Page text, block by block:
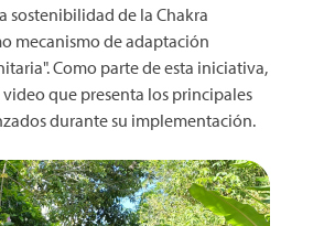
sostenibilidad de la Chakra
mecanismo de adaptación
Como parte de esta iniciativa,
que presenta los principales
durante su implementación.